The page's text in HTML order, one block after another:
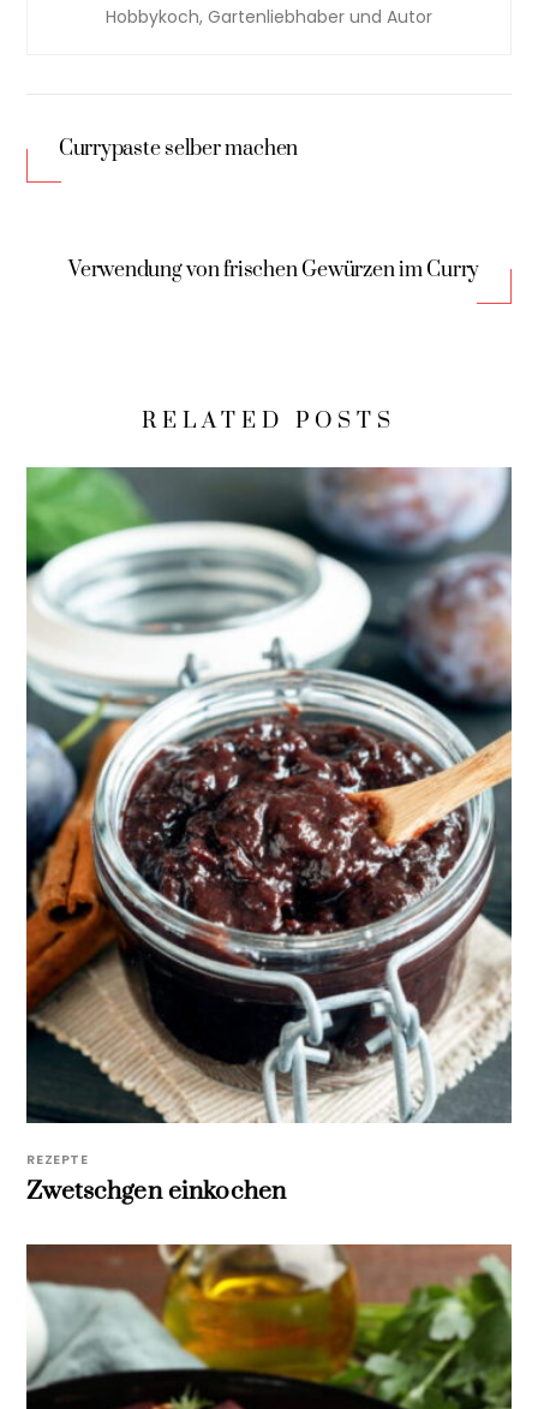
Hobbykoch, Gartenliebhaber und Autor
Currypaste selber machen
Verwendung von frischen Gewürzen im Curry
RELATED POSTS
REZEPTE
Zwetschgen einkochen